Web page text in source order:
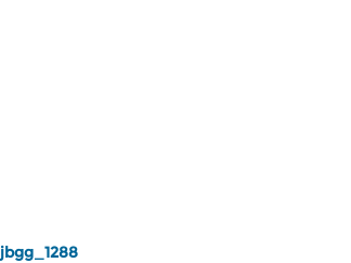
jbgg_1288